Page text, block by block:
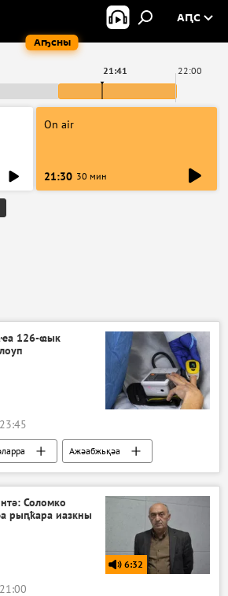
Аҧсны
АԤС
22:00
21:41
On air
21:30 30 мин
126-ҩык
Ажәабжьқәа
Аҿкчымазара, алаҵаҟаҵара: акоронавирус азы Аԥсны аҭагылазаашьа
Соломко
рыԥҟара иазкны
6:32